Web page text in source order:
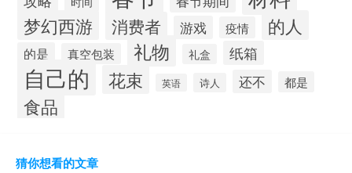
梦幻西游 消费者 游戏 疫情 的人
的是 真空包装 礼物 礼盒 纸箱
自己的 花束 英语 诗人 还不 都是
食品
猜你想看的文章